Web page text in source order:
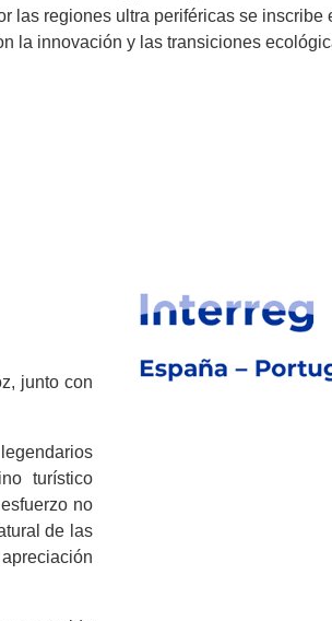
las regiones ultra periféricas se
la innovación y las transiciones
junto con
turístico
no
de las